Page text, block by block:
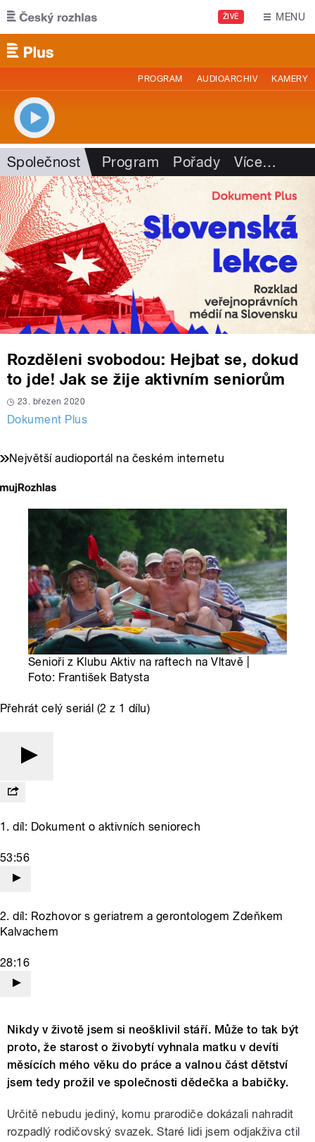
Přejít k hlavnímu obsahu
ŽIVĚ MENU
PROGRAM AUDIOARCHIV KAMERY
Společnost Program Pořady Více…
Rozděleni svobodou: Hejbat se, dokud
to jde! Jak se žije aktivním seniorům
23. březen 2020
Dokument Plus
Největší audioportál na českém internetu
Senioři z Klubu Aktiv na raftech na Vltavě |
Foto: František Batysta
Přehrát celý seriál (2 z 1 dílu)
1. díl: Dokument o aktivních seniorech
53:56
2. díl: Rozhovor s geriatrem a gerontologem Zdeňkem
Kalvachem
28:16
Nikdy v životě jsem si neošklivil stáří. Může to tak být
proto, že starost o živobytí vyhnala matku v devíti
měsících mého věku do práce a valnou část dětství
jsem tedy prožil ve společnosti dědečka a babičky.
Určitě nebudu jediný, komu prarodiče dokázali nahradit
rozpadlý rodičovský svazek. Staré lidi jsem odjakživa ctil